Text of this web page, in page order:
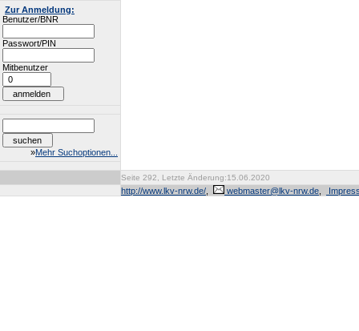
Zur Anmeldung:
Benutzer/BNR
Passwort/PIN
Mitbenutzer
»Mehr Suchoptionen...
Seite 292, Letzte Änderung:15.06.2020
http://www.lkv-nrw.de/ webmaster@lkv-nrw.de